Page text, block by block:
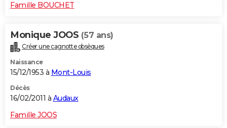
Famille BOUCHET
Monique JOOS (57 ans)
Créer une cagnotte obsèques
Naissance
15/12/1953 à Mont-Louis
Décès
16/02/2011 à Audaux
Famille JOOS